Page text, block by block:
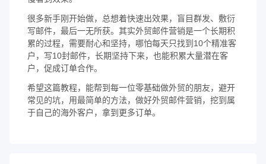
很多新手刚开始做，总想着快速出效果，盲目群发、敷衍
写邮件，最后一无所获。其实外贸邮件营销是一个长期积
累的过程，需要耐心和坚持，哪怕每天只找到10个精准客
户，写10封邮件，长期坚持下来，也能积累大量潜在客
户，促成订单合作。
希望这篇教程，能帮到每一位零基础做外贸的朋友，避开
常见的坑，用最简单的方法，做好外贸邮件营销，挖到属
于自己的海外客户，拿到更多订单。